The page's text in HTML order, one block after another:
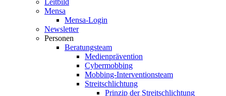
Leitbild
Mensa
Mensa-Login
Newsletter
Personen
Beratungsteam
Medienprävention
Cybermobbing
Mobbing-Interventionsteam
Streitschlichtung
Prinzip der Streitschlichtung